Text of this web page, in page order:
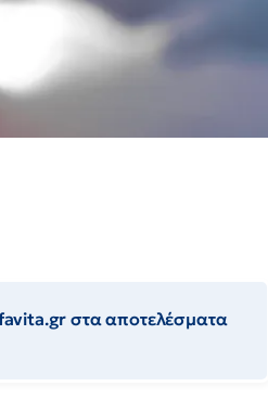
στα αποτελέσματα